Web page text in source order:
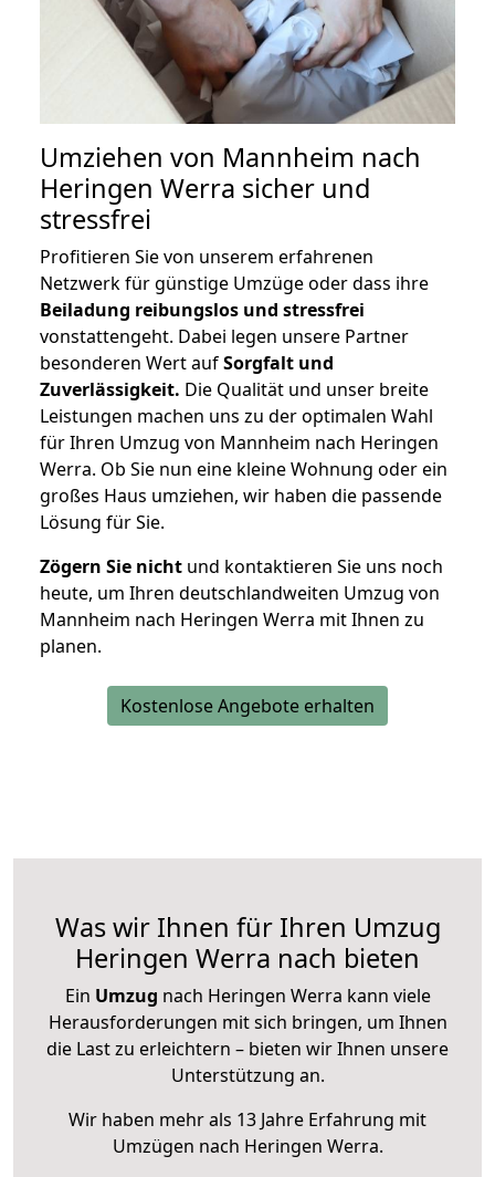
Umziehen von Mannheim nach
Heringen Werra sicher und
stressfrei
Profitieren Sie von unserem erfahrenen
Netzwerk für günstige Umzüge oder dass ihre
Beiladung reibungslos und stressfrei
vonstattengeht. Dabei legen unsere Partner
besonderen Wert aufSorgfalt und
Zuverlässigkeit. Die Qualität und unser breite
Leistungen machen uns zu der optimalen Wahl
für Ihren Umzug von Mannheim nach Heringen
Werra. Ob Sie nun eine kleine Wohnung oder ein
großes Haus umziehen, wir haben die passende
Lösung für Sie.
Zögern Sie nicht und kontaktieren Sie uns noch
heute, um Ihren deutschlandweiten Umzug von
Mannheim nach Heringen Werra mit Ihnen zu
planen.
Kostenlose Angebote erhalten
Was wir Ihnen für Ihren Umzug
Heringen Werra nach bieten
Ein Umzug nach Heringen Werra kann viele
Herausforderungen mit sich bringen, um Ihnen
die Last zu erleichtern – bieten wir Ihnen unsere
Unterstützung an.
Wir haben mehr als 13 Jahre Erfahrung mit
Umzügen nach Heringen Werra.